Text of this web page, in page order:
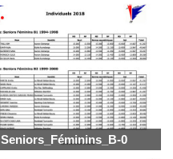
Seniors_Féminins_B-0